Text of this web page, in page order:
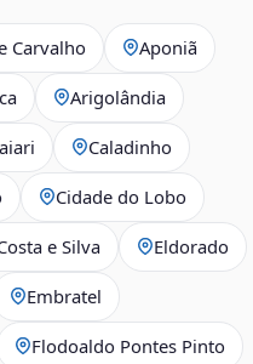
Carvalho Aponiã
Arigolândia
Caladinho
Cidade do Lobo
e Silva Eldorado
Embratel
Flodoaldo Pontes Pinto